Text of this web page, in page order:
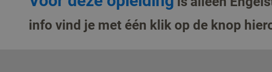
info vind je met één klik op de knop